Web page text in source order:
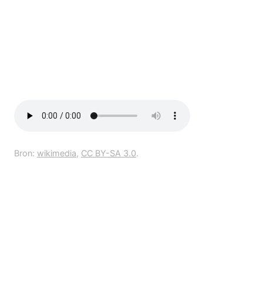
Bron: wikimedia, CC BY-SA 3.0.